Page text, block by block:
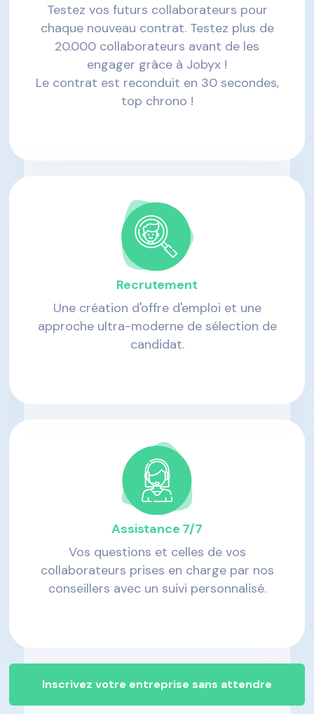
Testez vos futurs collaborateurs pour
chaque nouveau contrat. Testez plus de
20.000 collaborateurs avant de les
engager grâce à Jobyx !
Le contrat est reconduit en 30 secondes,
top chrono !
Assistance 7/7
Vos questions et celles de vos
collaborateurs prises en charge par nos
conseillers avec un suivi personnalisé.
Recrutement
Une création d'offre d'emploi et une
approche ultra-moderne de sélection de
candidat.
Inscrivez votre entreprise sans attendre